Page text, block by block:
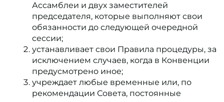
Ассамблеи и двух заместителей
председателя, которые выполняют свои
обязанности до следующей очередной
сессии;
устанавливает свои Правила процедуры, за
исключением случаев, когда в Конвенции
предусмотрено иное;
учреждает любые временные или, по
рекомендации Совета, постоянные